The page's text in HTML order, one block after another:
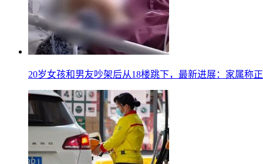
20岁女孩和男友吵架后从18楼跳下，最新进展：家属称